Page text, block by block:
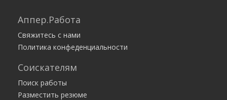
от 15 000 руб. Челябинск
Диспетчер в офис - высокооплачиваемая
от 200 000 руб. Москва
ИП Макарова Анна Леонидовна
Аппер.Работа
Свяжитесь с нами
Политика конфеденциальности
Соискателям
Поиск работы
Разместить резюме